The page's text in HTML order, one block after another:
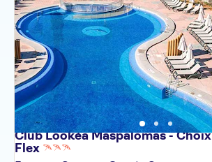
Club Lookéa Maspalomas - Choix
Flex